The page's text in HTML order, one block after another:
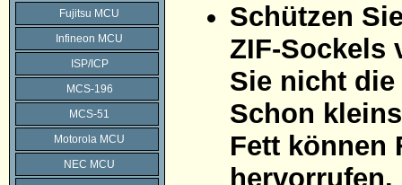
Fujitsu MCU
Infineon MCU
ISP/ICP
MCS-196
MCS-51
Motorola MCU
NEC MCU
Schützen
ZIF-Sockels
Sie nicht
Schon
Fett können
hervorrufen.